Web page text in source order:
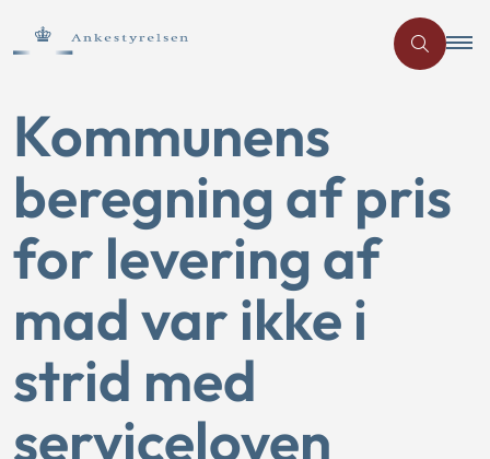
Kommunens
beregning af pris
for levering af
mad var ikke i
strid med
serviceloven